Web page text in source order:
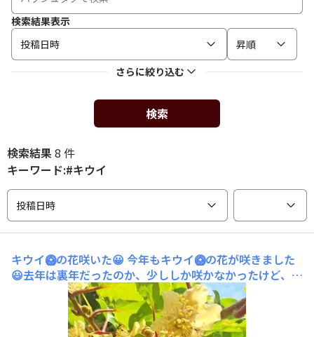
検索結果表示
投稿日時
昇順
さらに絞り込む
検索
検索結果8 件
キーワード:#キウイ
投稿日時
キウイ🥝の花咲いた😀 今年もキウイ🥝の花が咲きました
😃去年は裏年だったのか、少ししか咲かなかったけど、今
年はわりとたくさん咲いてて🎶実はあんまり大きくならな
いけど、楽しみです😄